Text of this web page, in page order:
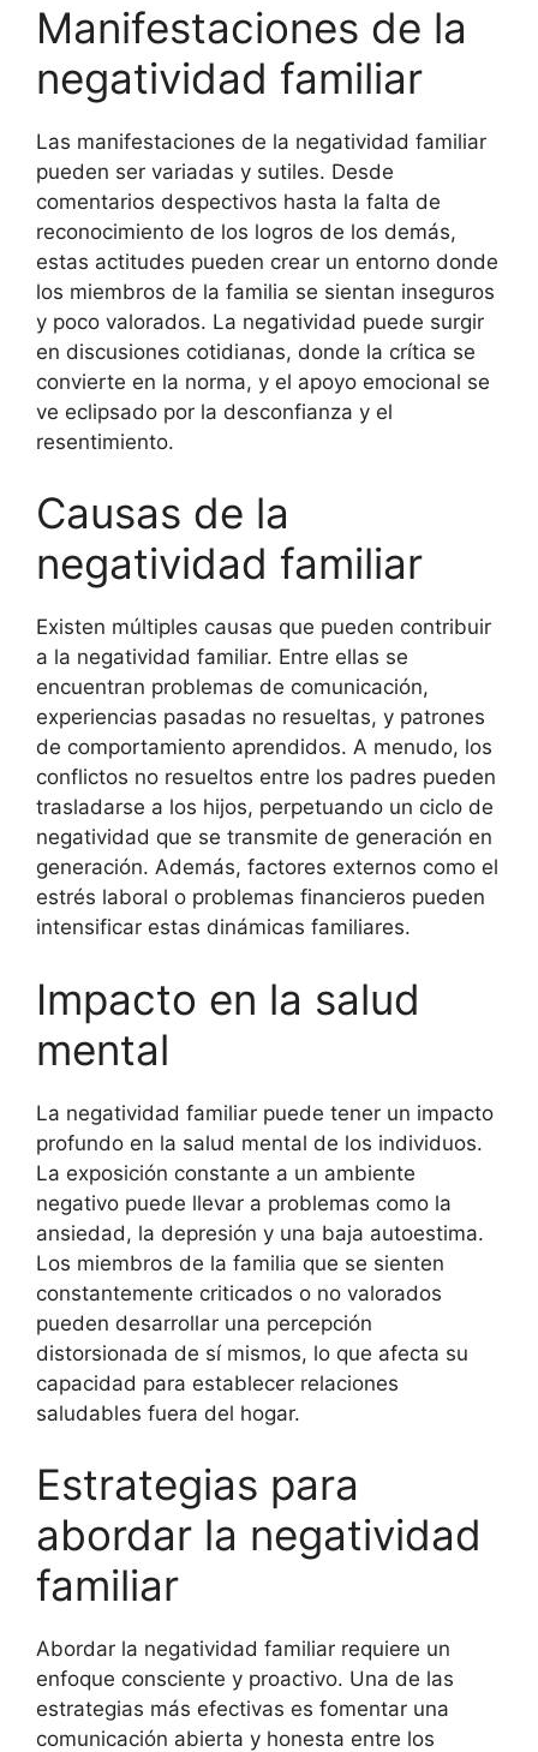
Manifestaciones de la
negatividad familiar
Las manifestaciones de la negatividad familiar
pueden ser variadas y sutiles. Desde
comentarios despectivos hasta la falta de
reconocimiento de los logros de los demás,
estas actitudes pueden crear un entorno donde
los miembros de la familia se sientan inseguros
y poco valorados. La negatividad puede surgir
en discusiones cotidianas, donde la crítica se
convierte en la norma, y el apoyo emocional se
ve eclipsado por la desconfianza y el
resentimiento.
Causas de la
negatividad familiar
Existen múltiples causas que pueden contribuir
a la negatividad familiar. Entre ellas se
encuentran problemas de comunicación,
experiencias pasadas no resueltas, y patrones
de comportamiento aprendidos. A menudo, los
conflictos no resueltos entre los padres pueden
trasladarse a los hijos, perpetuando un ciclo de
negatividad que se transmite de generación en
generación. Además, factores externos como el
estrés laboral o problemas financieros pueden
intensificar estas dinámicas familiares.
Impacto en la salud
mental
La negatividad familiar puede tener un impacto
profundo en la salud mental de los individuos.
La exposición constante a un ambiente
negativo puede llevar a problemas como la
ansiedad, la depresión y una baja autoestima.
Los miembros de la familia que se sienten
constantemente criticados o no valorados
pueden desarrollar una percepción
distorsionada de sí mismos, lo que afecta su
capacidad para establecer relaciones
saludables fuera del hogar.
Estrategias para
abordar la negatividad
familiar
Abordar la negatividad familiar requiere un
enfoque consciente y proactivo. Una de las
estrategias más efectivas es fomentar una
comunicación abierta y honesta entre los